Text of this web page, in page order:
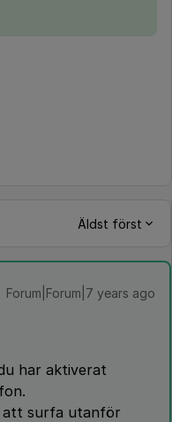
Äldst först
Forum|Forum|7 years ago
har aktiverat
att surfa utanför